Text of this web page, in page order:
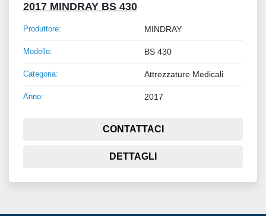
2017 MINDRAY BS 430
Produttore: MINDRAY
Modello: BS 430
Categoria: Attrezzature Medicali
Anno: 2017
CONTATTACI
DETTAGLI